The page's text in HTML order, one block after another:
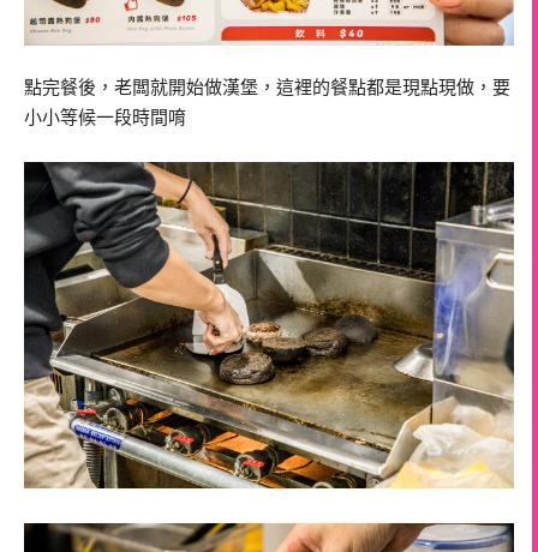
點完餐後，老闆就開始做漢堡，這裡的餐點都是現點現做，要
小小等候一段時間唷